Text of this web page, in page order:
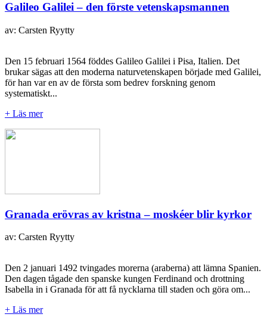
Galileo Galilei – den förste vetenskapsmannen
av: Carsten Ryytty
Den 15 februari 1564 föddes Galileo Galilei i Pisa, Italien. Det
brukar sägas att den moderna naturvetenskapen började med Galilei,
för han var en av de första som bedrev forskning genom
systematiskt...
+ Läs mer
Granada erövras av kristna – moskéer blir kyrkor
av: Carsten Ryytty
Den 2 januari 1492 tvingades morerna (araberna) att lämna Spanien.
Den dagen tågade den spanske kungen Ferdinand och drottning
Isabella in i Granada för att få nycklarna till staden och göra om...
+ Läs mer